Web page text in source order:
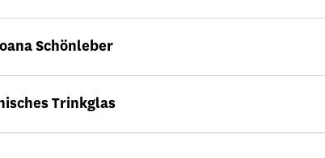
Schönleber
Trinkglas